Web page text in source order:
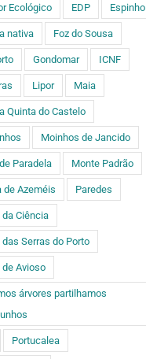
Ecológico EDP Espinho
nativa Foz do Sousa
Gondomar ICNF
Lipor Maia
Quinta do Castelo
Moinhos de Jancido
Paradela Monte Padrão
de Azeméis Paredes
da Ciência
das Serras do Porto
de Avioso
árvores partilhamos
Portucalea